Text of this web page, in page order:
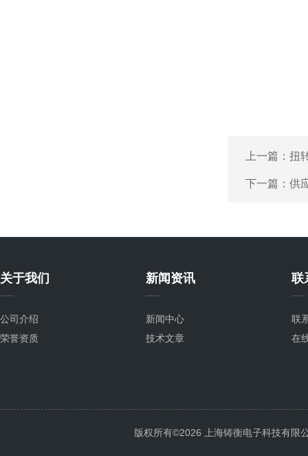
上一篇： 扭
下一篇： 供
关于我们
公司介绍
荣誉资质
新闻资讯
新闻中心
技术文章
联
联
在
版权所有©2026 上海铸衡电子科技有